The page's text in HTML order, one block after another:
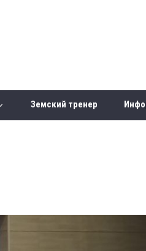
Земский тренер